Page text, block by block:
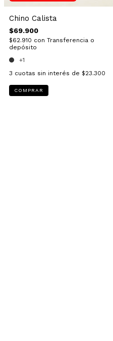
Chino Calista
$69.900
$62.910 con Transferencia o
depósito
+1
3 cuotas sin interés de $23.300
COMPRAR